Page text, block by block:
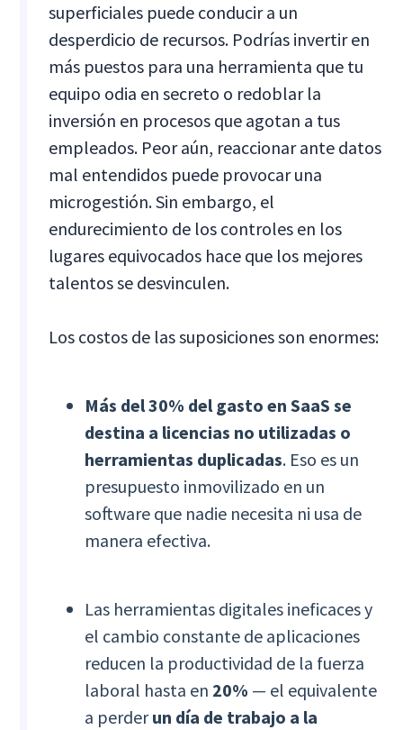
superficiales puede conducir a un
desperdicio de recursos. Podrías invertir en
más puestos para una herramienta que tu
equipo odia en secreto o redoblar la
inversión en procesos que agotan a tus
empleados. Peor aún, reaccionar ante datos
mal entendidos puede provocar una
microgestión. Sin embargo, el
endurecimiento de los controles en los
lugares equivocados hace que los mejores
talentos se desvinculen.
Los costos de las suposiciones son enormes:
Más del 30% del gasto en SaaS se
destina a licencias no utilizadas o
herramientas duplicadas. Eso es un
presupuesto inmovilizado en un
software que nadie necesita ni usa de
manera efectiva.
Las herramientas digitales ineficaces y
el cambio constante de aplicaciones
reducen la productividad de la fuerza
laboral hasta en 20% — el equivalente
a perderun día de trabajo a la